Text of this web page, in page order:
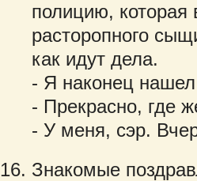
полицию,
расторопного
как идут дела.
- Я наконец нашел
- Прекрасно, где
- У меня, сэр.
Знакомые